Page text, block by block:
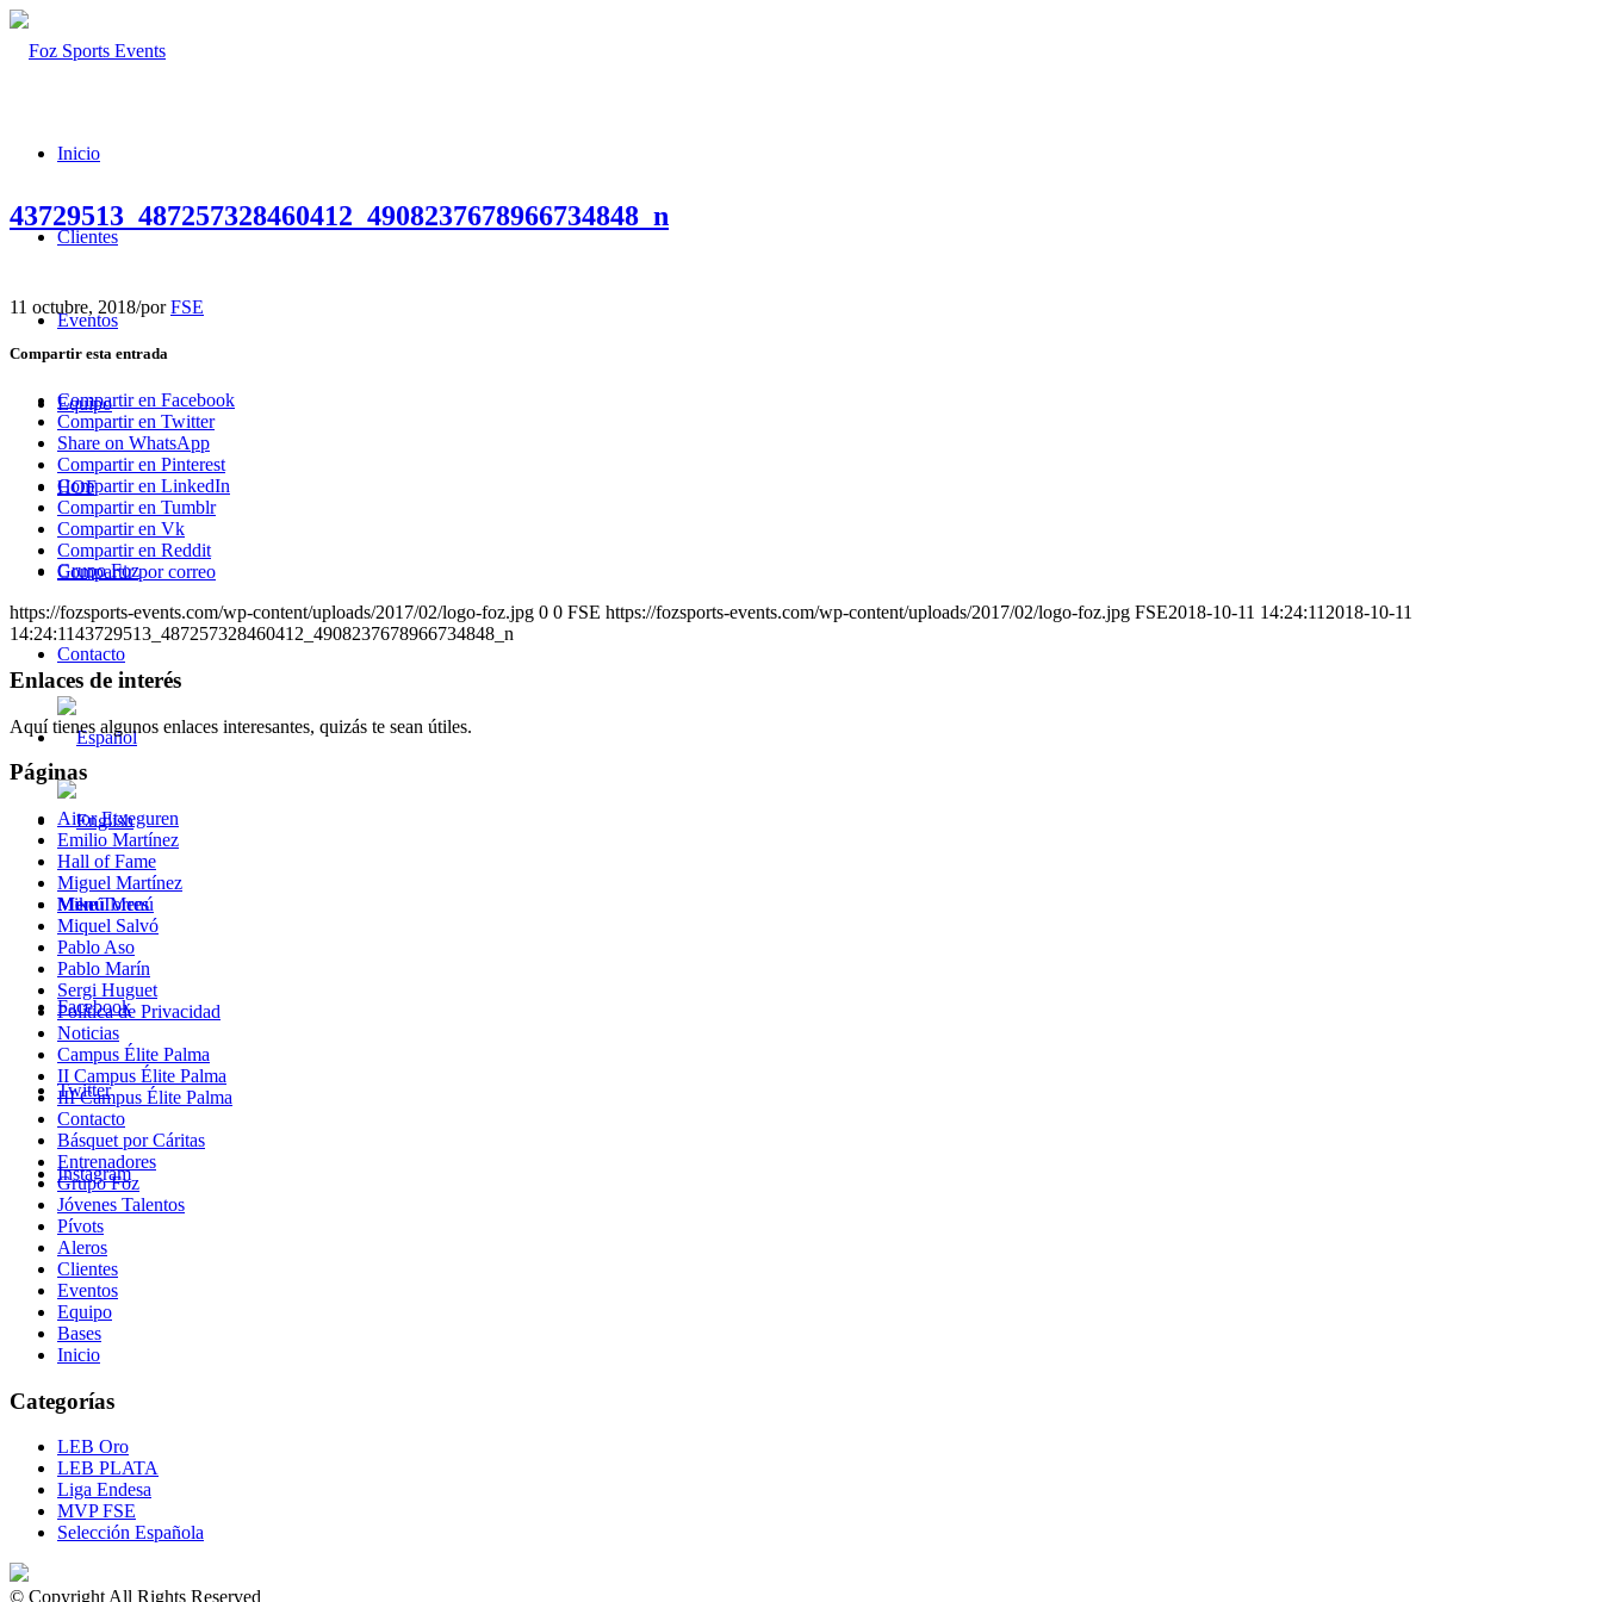
Inicio
Clientes
Eventos
Equipo
HOF
Grupo Foz
Contacto
Menú Menú
Facebook
Twitter
Instagram
43729513_487257328460412_4908237678966734848_n
11 octubre, 2018/porFSE
Compartir esta entrada
Compartir en Facebook
Compartir en Twitter
Share on WhatsApp
Compartir en Pinterest
Compartir en LinkedIn
Compartir en Tumblr
Compartir en Vk
Compartir en Reddit
Compartir por correo
https://fozsports-events.com/wp-content/uploads/2017/02/logo-foz.jpg 0 0 FSE https://fozsports-events.com/wp-content/uploads/2017/02/logo-foz.jpg FSE2018-10-11 14:24:11 2018-10-11
14:24:1143729513_487257328460412_4908237678966734848_n
Enlaces de interés
Aquí tienes algunos enlaces interesantes, quizás te sean útiles.
Páginas
Aitor Etxeguren
Emilio Martínez
Hall of Fame
Miguel Martínez
Mike Torres
Miquel Salvó
Pablo Aso
Pablo Marín
Sergi Huguet
Política de Privacidad
Noticias
Campus Élite Palma
II Campus Élite Palma
III Campus Élite Palma
Contacto
Básquet por Cáritas
Entrenadores
Grupo Foz
Jóvenes Talentos
Pívots
Aleros
Clientes
Eventos
Equipo
Bases
Inicio
Categorías
LEB Oro
LEB PLATA
Liga Endesa
MVP FSE
Selección Española
© Copyright All Rights Reserved